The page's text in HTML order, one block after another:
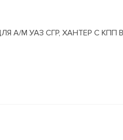
М УАЗ СГР, ХАНТЕР С КПП